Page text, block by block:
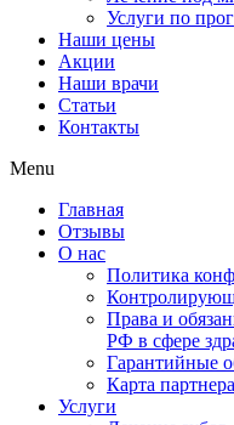
Услуги по
Наши цены
Акции
Наши врачи
Статьи
Контакты
Menu
Главная
Отзывы
О нас
Политика
Права и
РФ в сфере
Гарантийные
Карта партнера
Услуги